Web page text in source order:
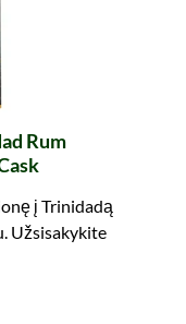
Rum
į Trinidadą
Užsisakykite